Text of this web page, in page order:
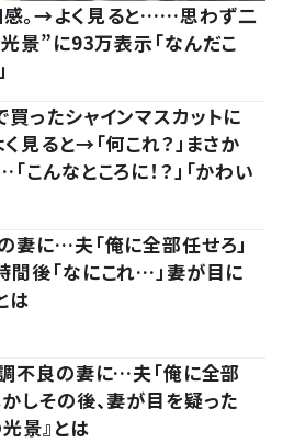
。→よく見ると……思わず二
景”に93万表示「なんだこ
買ったシャインマスカットに
見ると→「何これ？」まさか
こんなところに！？」「かわい
妻に…夫「俺に全部任せろ」
間後「なにこれ…」妻が目に
は
調不良の妻に…夫「俺に全部
かしその後、妻が目を疑った
景』とは